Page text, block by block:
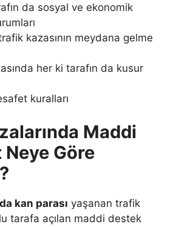
da sosyal ve ekonomik
kazasının meydana gelme
her ki tarafın da kusur
kuralları
Maddi
Göre
kan parası yaşanan trafik
tarafa açılan maddi destek